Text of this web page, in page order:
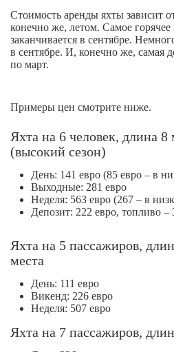
Стоимость аренды яхты зависит
конечно же, летом. Самое
заканчивается в сентябре.
в сентябре. И, конечно же, самая
по март.
Примеры цен смотрите ниже.
Яхта на 6 человек, длина
(высокий сезон)
День: 141 евро (85 евро – в
Выходные: 281 евро
Неделя: 563 евро (267 – в
Депозит: 222 евро, топливо –
Яхта на 5 пассажиров,
места
День: 111 евро
Викенд: 226 евро
Неделя: 507 евро
Яхта на 7 пассажиров,